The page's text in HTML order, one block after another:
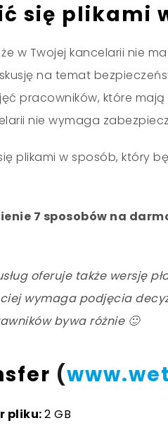
się plikami
w Twojej kancelarii nie
na temat
pracowników, które
nie wymaga
plikami w sposób, który
7 sposobów na
oferuje także wersję
wymaga podjęcia
bywa różnie 🙂
(
pliku:2 GB